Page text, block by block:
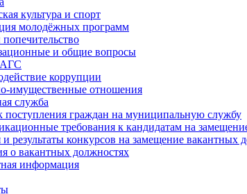
культура и спорт
молодёжных программ
и общие вопросы
коррупции
имущественные отношения
служба
поступления граждан на муниципальную службу
требования к кандидатам на
и результаты конкурсов на замещение вакантных
о вакантных должностях
информация